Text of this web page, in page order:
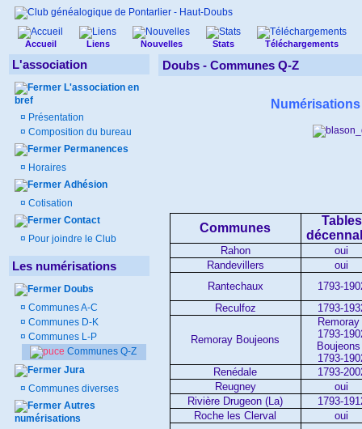
Accueil Liens Nouvelles Stats Téléchargements
L'association
L'association en
bref
¤ Présentation
¤ Composition du bureau
Permanences
¤ Horaires
Adhésion
¤ Cotisation
Contact
¤ Pour joindre le Club
Les numérisations
Doubs
¤ Communes A-C
¤ Communes D-K
¤ Communes L-P
Communes Q-Z
Jura
¤ Communes diverses
Autres
numérisations
Doubs - Communes Q-Z
Communes
Tables
Rahon
oui
Randevillers
oui
Rantechaux
1793-
Reculfoz
1793-
Remoray Boujeons
Remoray
1793-
1793-
Renédale
1793-
Reugney
oui
Rivière Drugeon (La)
1793-
Roche les Clerval
oui